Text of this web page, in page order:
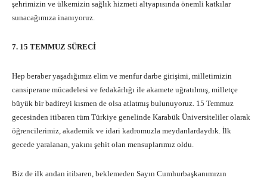
şehrimizin ve ülkemizin sağlık hizmeti altyapısında önemli katkılar
sunacağımıza inanıyoruz.
7. 15 TEMMUZ SÜRECİ
Hep beraber yaşadığımız elim ve menfur darbe girişimi, milletimizin
cansiperane mücadelesi ve fedakârlığı ile akamete uğratılmış, milletçe
büyük bir badireyi kısmen de olsa atlatmış bulunuyoruz. 15 Temmuz
gecesinden itibaren tüm Türkiye genelinde Karabük Üniversiteliler olarak
öğrencilerimiz, akademik ve idari kadromuzla meydanlardaydık. İlk
gecede yaralanan, yakını şehit olan mensuplarımız oldu.
Biz de ilk andan itibaren, beklemeden Sayın Cumhurbaşkanımızın